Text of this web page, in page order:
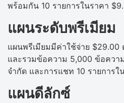
พร้อมกัน 10 รายการในราคา
แผนระดับพรีเมียม
แผนพรีเมียมมีค่าใช้จ่าย $29.00
และรวมข้อความ 5,000 ข้อควา
จำกัด และการแชท 10 รายการใ
แผนดีลักซ์